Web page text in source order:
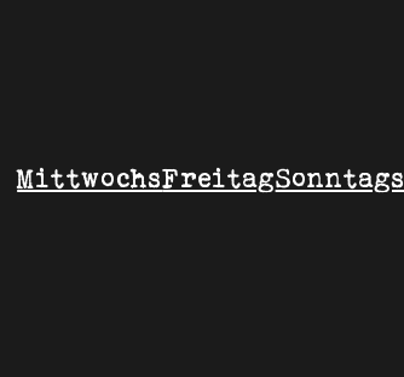
MittwochsFreitagSonntags